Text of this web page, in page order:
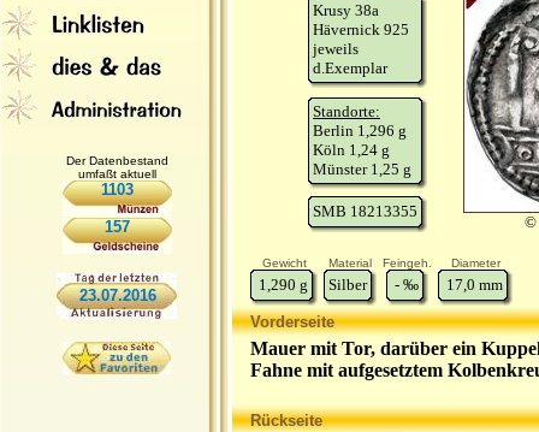
Der Datenbestand
umfaßt aktuell
1103
157
23.07.2016
Krusy 38a
Hävernick 925
jeweils
d.Exemplar
Standorte:
Berlin 1,296 g
Köln 1,24 g
Münster 1,25 g
SMB 18213355
©
Gewicht Material Feingeh. Diameter
1,290 g Silber - ‰ 17,0 mm
Vorderseite
Mauer mit Tor, darüber ein
Fahne mit aufgesetztem
Rückseite